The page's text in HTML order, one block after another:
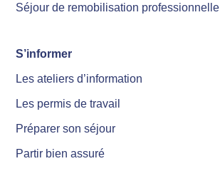
Séjour de remobilisation professionnelle
S’informer
Les ateliers d’information
Les permis de travail
Préparer son séjour
Partir bien assuré